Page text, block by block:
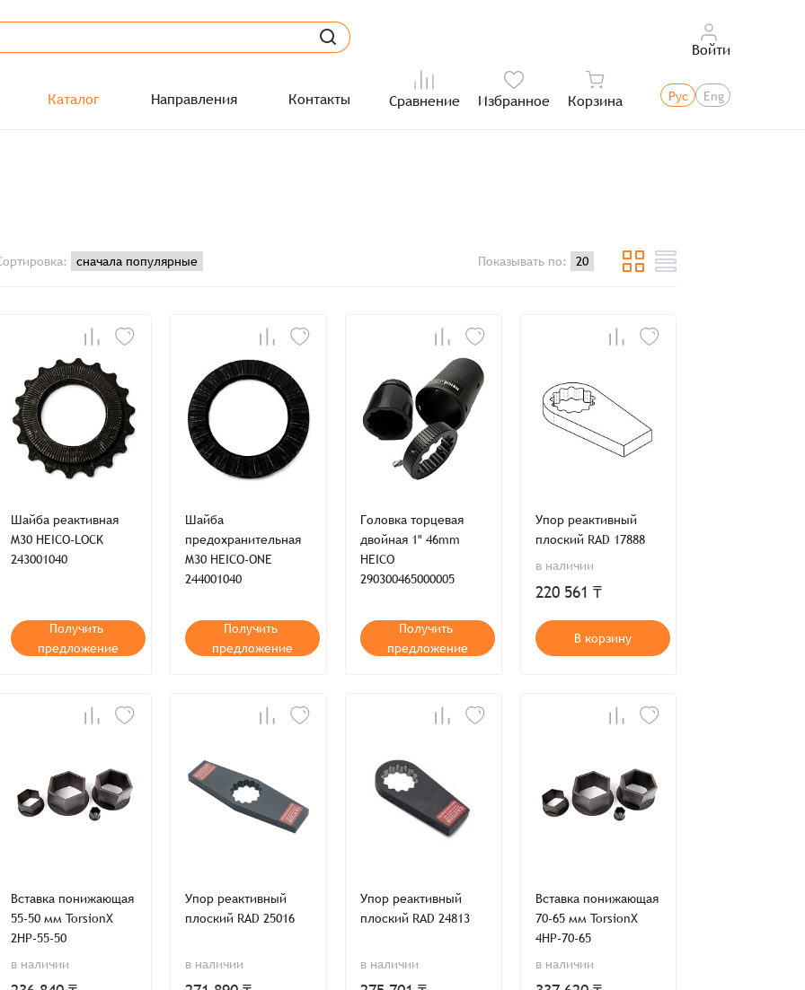
Войти
Каталог Направления Контакты Сравнение Избранное Корзина Рус Eng
Показывать по:
Шайба реактивная
M30 HEICO-LOCK
243001040
Получить
предложение
Шайба
предохранительная
M30 HEICO-ONE
244001040
Получить
предложение
Головка торцевая
двойная 1" 46mm
HEICO
290300465000005
Получить
предложение
Упор реактивный
плоский RAD 17888
в наличии
220 561 ₸
В корзину
Вставка понижающая
55-50 мм TorsionX
2HP-55-50
в наличии
Упор реактивный
плоский RAD 25016
в наличии
Упор реактивный
плоский RAD 24813
в наличии
Вставка понижающая
70-65 мм TorsionX
4HP-70-65
в наличии